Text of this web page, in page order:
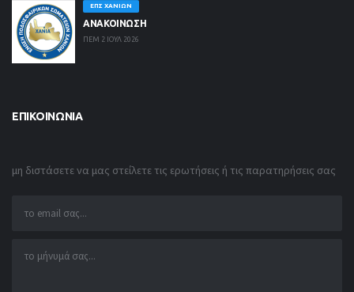
ΕΠΣ ΧΑΝΊΩΝ
ΑΝΑΚΟΙΝΩΣΗ
ΠΕΜ 2 ΙΟΥΛ 2026
ΕΠΙΚΟΙΝΩΝΊΑ
μη διστάσετε να μας στείλετε τις ερωτήσεις ή τις παρατηρήσεις σας